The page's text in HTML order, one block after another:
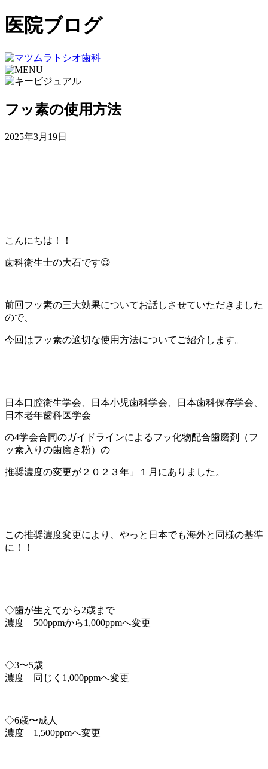
医院ブログ
フッ素の使用方法
2025年3月19日
こんにちは！！
歯科衛生士の大石です😊
前回フッ素の三大効果についてお話しさせていただきました
ので、
今回はフッ素の適切な使用方法についてご紹介します。
日本口腔衛生学会、日本小児歯科学会、日本歯科保存学会、
日本老年歯科医学会
の4学会合同のガイドラインによるフッ化物配合歯磨剤（フ
ッ素入りの歯磨き粉）の
推奨濃度の変更が２０２３年」１月にありました。
この推奨濃度変更により、やっと日本でも海外と同様の基準
に！！
◇歯が生えてから2歳まで
濃度 500ppmから1,000ppmへ変更
◇3〜5歳
濃度 同じく1,000ppmへ変更
◇6歳〜成人
濃度 1,500ppmへ変更